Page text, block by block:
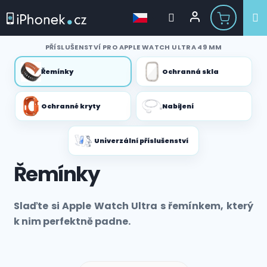
obsah
PŘÍSLUŠENSTVÍ PRO APPLE WATCH ULTRA 49 MM
Řemínky Ochranná skla
Ochranné kryty Nabíjení
Univerzální příslušenství
Řemínky
Slaďte si Apple Watch Ultra s řemínkem, který
k nim perfektně padne.